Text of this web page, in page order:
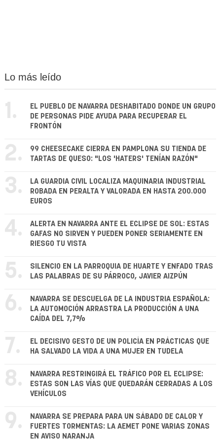
Lo más leído
1.
EL PUEBLO DE NAVARRA DESHABITADO DONDE UN GRUPO
DE PERSONAS PIDE AYUDA PARA RECUPERAR EL
FRONTÓN
2.
99 CHEESECAKE CIERRA EN PAMPLONA SU TIENDA DE
TARTAS DE QUESO: "LOS 'HATERS' TENÍAN RAZÓN"
3.
LA GUARDIA CIVIL LOCALIZA MAQUINARIA INDUSTRIAL
ROBADA EN PERALTA Y VALORADA EN HASTA 200.000
EUROS
4.
ALERTA EN NAVARRA ANTE EL ECLIPSE DE SOL: ESTAS
GAFAS NO SIRVEN Y PUEDEN PONER SERIAMENTE EN
RIESGO TU VISTA
5.
SILENCIO EN LA PARROQUIA DE HUARTE Y ENFADO TRAS
LAS PALABRAS DE SU PÁRROCO, JAVIER AIZPÚN
6.
NAVARRA SE DESCUELGA DE LA INDUSTRIA ESPAÑOLA:
LA AUTOMOCIÓN ARRASTRA LA PRODUCCIÓN A UNA
CAÍDA DEL 7,7%
7.
EL DECISIVO GESTO DE UN POLICÍA EN PRÁCTICAS QUE
HA SALVADO LA VIDA A UNA MUJER EN TUDELA
8.
NAVARRA RESTRINGIRÁ EL TRÁFICO POR EL ECLIPSE:
ESTAS SON LAS VÍAS QUE QUEDARÁN CERRADAS A LOS
VEHÍCULOS
9.
NAVARRA SE PREPARA PARA UN SÁBADO DE CALOR Y
FUERTES TORMENTAS: LA AEMET PONE VARIAS ZONAS
EN AVISO NARANJA